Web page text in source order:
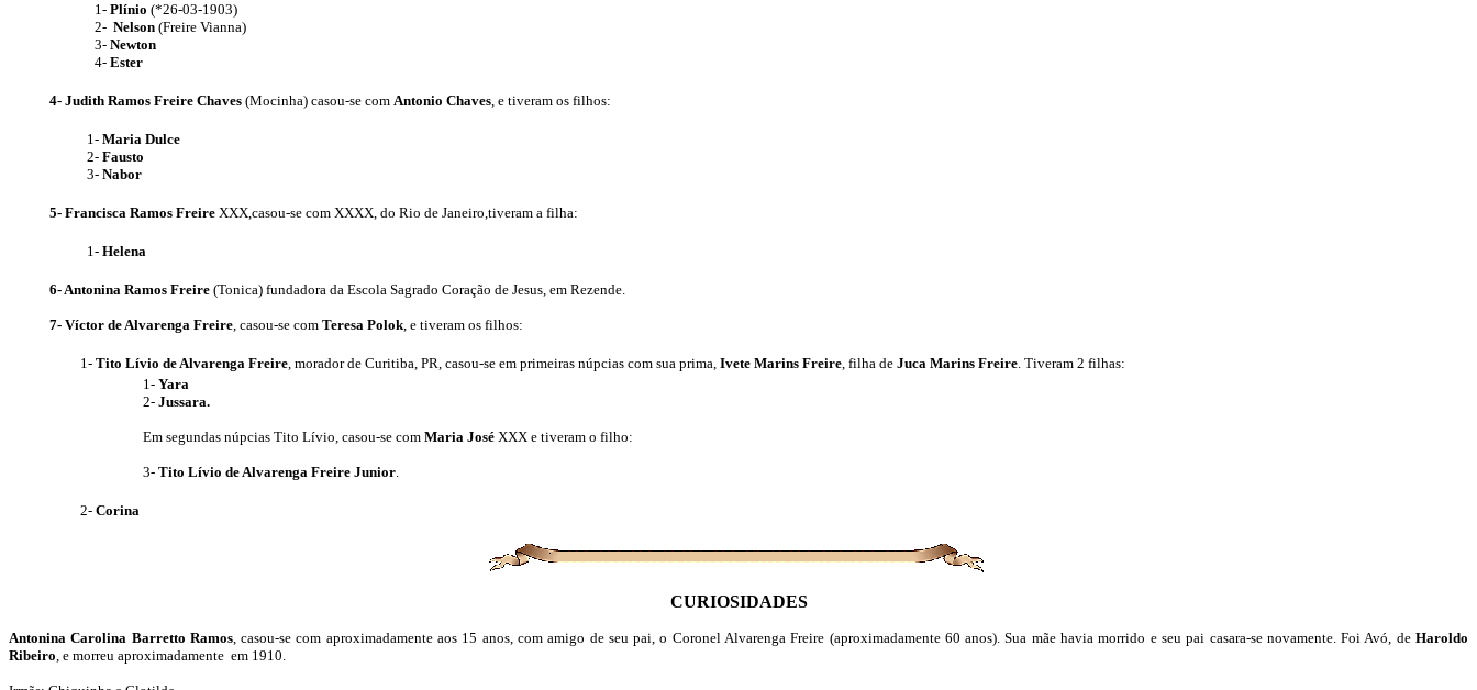
1- Plínio (*26-03-1903)
2- Nelson (Freire Vianna)
3- Newton
4- Ester
4- Judith Ramos Freire Chaves(Mocinha) casou-se com Antonio Chaves, e tiveram os filhos:
1- Maria Dulce
2- Fausto
3- Nabor
5- Francisca Ramos FreireXXX,casou-se com XXXX, do Rio de Janeiro,tiveram a filha:
1- Helena
6- Antonina Ramos Freire(Tonica) fundadora da Escola Sagrado Coração de Jesus, em Rezende.
7- Víctor de Alvarenga Freire, casou-se com Teresa Polok, e tiveram os filhos:
1- Tito Lívio de Alvarenga Freire, morador de Curitiba, PR, casou-se em primeiras núpcias com sua prima, Ivete Marins Freire, filha de Juca Marins Freire. Tiveram 2 filhas:
1- Yara
2- Jussara.
Em segundas núpcias Tito Lívio, casou-se com Maria José XXX e tiveram o filho:
3- Tito Lívio de Alvarenga Freire Junior.
2- Corina
CURIOSIDADES
Antonina Carolina Barretto Ramos, casou-se com aproximadamente aos 15 anos, com amigo de seu pai, o Coronel Alvarenga Freire (aproximadamente 60 anos). Sua mãe havia morrido e seu pai casara-se novamente.Foi Avó, deHaroldo
Ribeiro, e morreu aproximadamente em 1910.